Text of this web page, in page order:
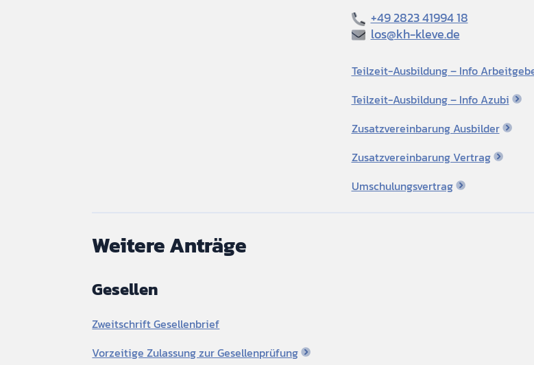
+49 2823 41994 18
los@kh-kleve.de
Teilzeit-Ausbildung – Info
Teilzeit-Ausbildung – Info Azubi
Zusatzvereinbarung Ausbilder
Zusatzvereinbarung Vertrag
Umschulungsvertrag
Weitere Anträge
Gesellen
Zweitschrift Gesellenbrief
Vorzeitige Zulassung zur Gesellenprüfung